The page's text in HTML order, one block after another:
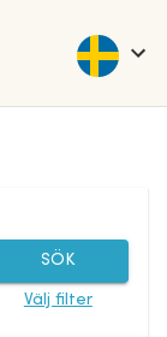
SÖK
Välj filter